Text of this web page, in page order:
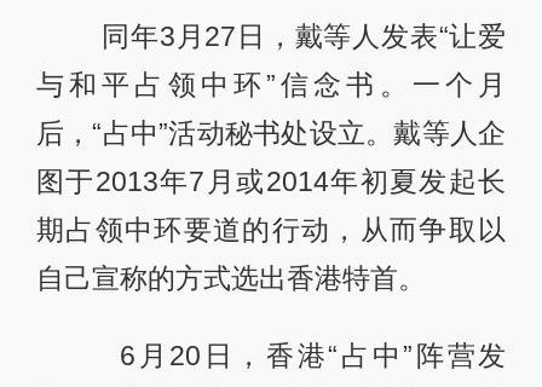
同年3月27日，戴等人发表“让爱
与和平占领中环”信念书。一个月
后，“占中”活动秘书处设立。戴等人企
图于2013年7月或2014年初夏发起长
期占领中环要道的行动，从而争取以
自己宣称的方式选出香港特首。
6月20日，香港“占中”阵营发